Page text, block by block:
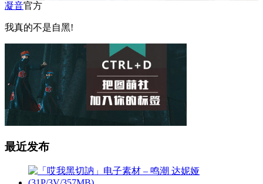
凝音官方
我真的不是自黑!
最近发布